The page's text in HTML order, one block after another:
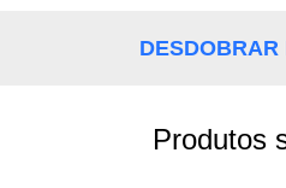
DESDOBRAR
Produtos